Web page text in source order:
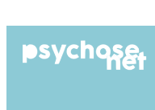
naar